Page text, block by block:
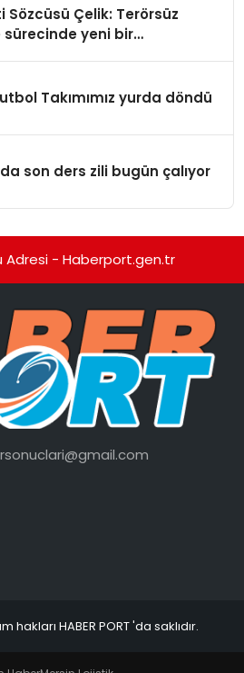
Sözcüsü Çelik: Terörsüz
sürecinde yeni bir
Takımımız yurda döndü
son ders zili bugün çalıyor
Adresi - Haberport.gen.tr
HABER PORT 'da saklıdır.